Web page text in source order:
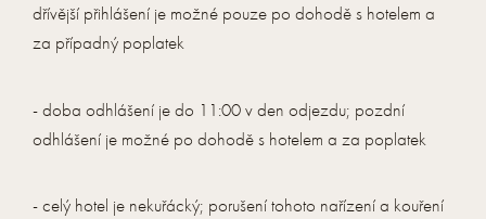
dřívější přihlášení je možné pouze po dohodě s hotelem a
za případný poplatek
- doba odhlášení je do 11:00 v den odjezdu; pozdní
odhlášení je možné po dohodě s hotelem a za poplatek
- celý hotel je nekuřácký; porušení tohoto nařízení a kouření